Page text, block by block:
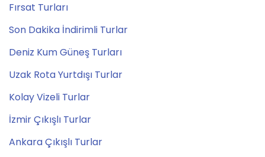
Fırsat Turları
Son Dakika İndirimli Turlar
Deniz Kum Güneş Turları
Uzak Rota Yurtdışı Turlar
Kolay Vizeli Turlar
İzmir Çıkışlı Turlar
Ankara Çıkışlı Turlar